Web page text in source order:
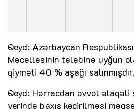
Qeyd: Azərbaycan
Məcəlləsinin tələbinə uyğun
qiyməti 40 % aşağı salınmışdır.
Qeyd: Hərracdan əvvəl əlaqəli
yerində baxış keçirilməsi